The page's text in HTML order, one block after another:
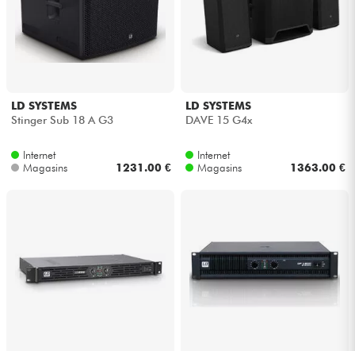
LD SYSTEMS
Stinger Sub 18 A G3
Internet
Magasins
1231.00 €
LD SYSTEMS
DAVE 15 G4x
Internet
Magasins
1363.00 €